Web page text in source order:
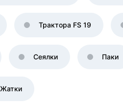
Трактора FS 19
Сеялки Паки
Жатки